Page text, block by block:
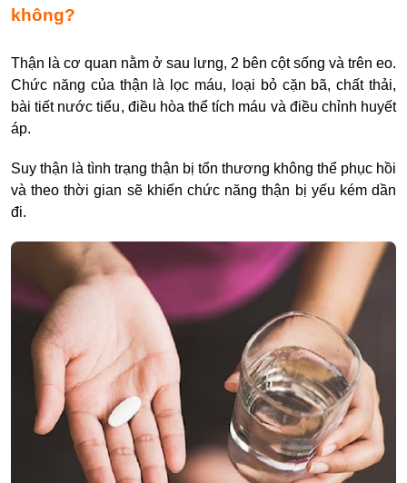
không?
Thận là cơ quan nằm ở sau lưng, 2 bên cột sống và trên eo.
Chức năng của thận là lọc máu, loại bỏ cặn bã, chất thải,
bài tiết nước tiểu, điều hòa thể tích máu và điều chỉnh huyết
áp.
Suy thận là tình trạng thận bị tổn thương không thể phục hồi
và theo thời gian sẽ khiến chức năng thận bị yếu kém dần
đi.